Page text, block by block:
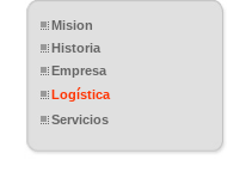
Mision
Historia
Empresa
Logística
Servicios